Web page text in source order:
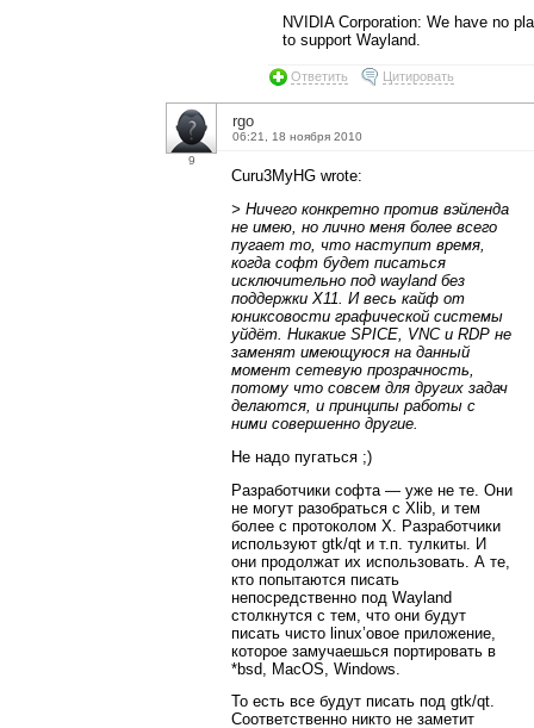
NVIDIA Corporation: We have no
to support Wayland.
Ответить Цитировать
9
rgo
06:21, 18 ноября 2010
Curu3MyHG wrote:
> Ничего конкретно против вэйленда
не имею, но лично меня более всего
пугает то, что наступит время,
когда софт будет писаться
исключительно под wayland без
поддержки X11. И весь кайф от
юниксовости графической системы
уйдёт. Никакие SPICE, VNC и RDP не
заменят имеющуюся на данный
момент сетевую прозрачность,
потому что совсем для других задач
делаются, и принципы работы с
ними совершенно другие.
Не надо пугаться ;)
Разработчики софта — уже не те. Они
не могут разобраться с Xlib, и тем
более с протоколом X. Разработчики
используют gtk/qt и т.п. тулкиты. И
они продолжат их использовать. А те,
кто попытаются писать
непосредственно под Wayland
столкнутся с тем, что они будут
писать чисто linux’овое приложение,
которое замучаешься портировать в
*bsd, MacOS, Windows.
То есть все будут писать под gtk/qt.
Соответственно никто не заметит